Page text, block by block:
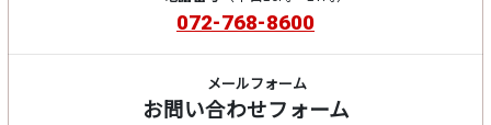
072-768-8600
メールフォーム
お問い合わせフォーム